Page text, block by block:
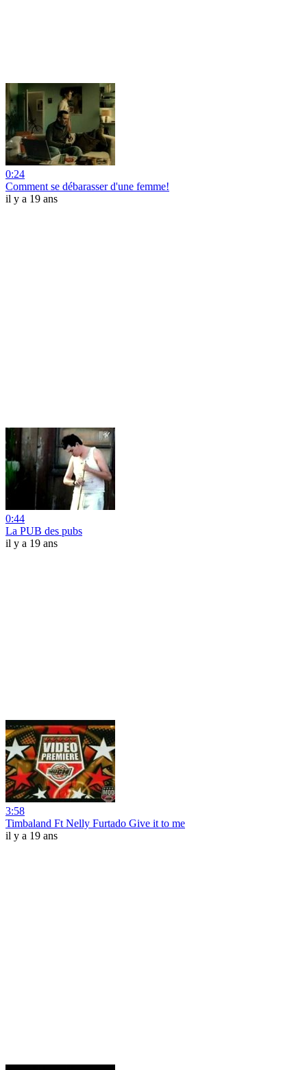
0:24
Comment se débarasser d'une femme!
il y a 19 ans
0:44
La PUB des pubs
il y a 19 ans
3:58
Timbaland Ft Nelly Furtado Give it to me
il y a 19 ans